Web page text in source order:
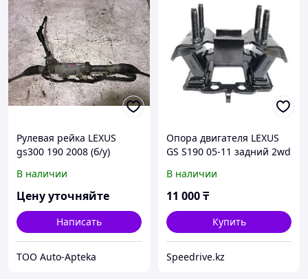
Рулевая рейка LEXUS
gs300 190 2008 (б/у)
В наличии
Цену уточняйте
Написать
ТОО Auto-Apteka
Опора двигателя LEXUS
GS S190 05-11 задний 2wd
15
В наличии
11 000₸
Купить
Speedrive.kz